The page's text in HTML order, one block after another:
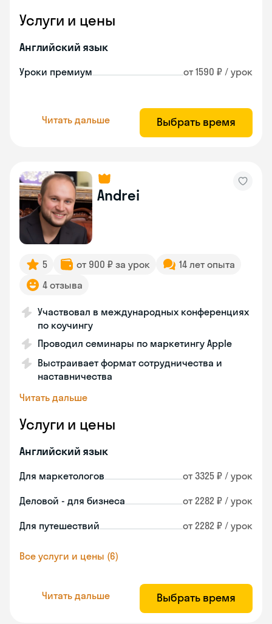
Услуги и цены
Английский язык
Уроки премиум от 1590 ₽ / урок
Читать дальше Выбрать время
Andrei
5 от 900 ₽ за урок
14 лет опыта
4 отзыва
Участвовал в международных конференциях
по коучингу
Проводил семинары по маркетингу Apple
Выстраивает формат сотрудничества и
наставничества
Читать дальше
Услуги и цены
Английский язык
Для маркетологов от 3325 ₽ / урок
Деловой - для бизнеса от 2282 ₽ / урок
Для путешествий от 2282 ₽ / урок
Все услуги и цены (6)
Читать дальше Выбрать время